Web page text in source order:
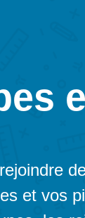
et vos